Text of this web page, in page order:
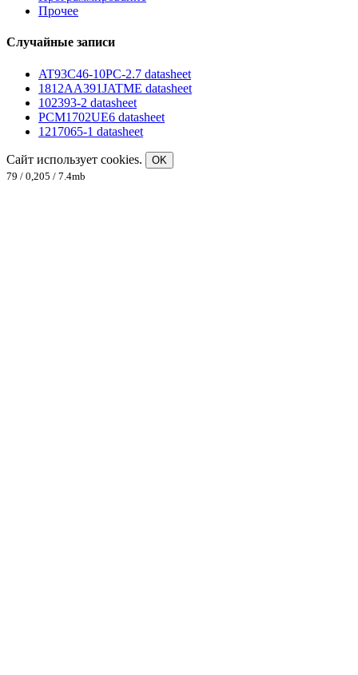
Прочее
Случайные записи
AT93C46-10PC-2.7 datasheet
1812AA391JATME datasheet
102393-2 datasheet
PCM1702UE6 datasheet
1217065-1 datasheet
Сайт использует cookies.
OK
79 / 0,205 / 7.4mb